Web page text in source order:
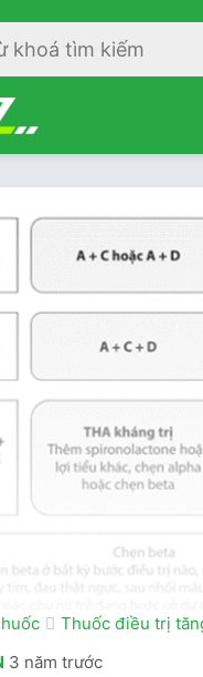
Thuốc điều trị
3 năm trước